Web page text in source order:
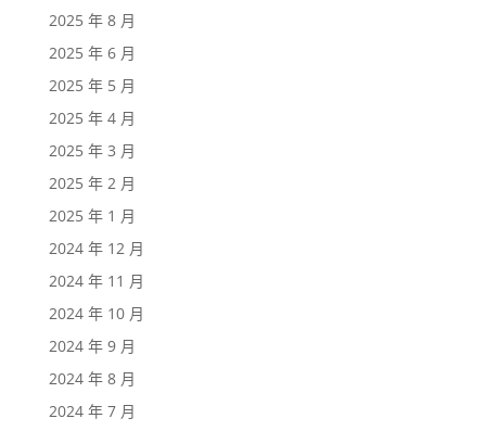
2025 年 8 月
2025 年 6 月
2025 年 5 月
2025 年 4 月
2025 年 3 月
2025 年 2 月
2025 年 1 月
2024 年 12 月
2024 年 11 月
2024 年 10 月
2024 年 9 月
2024 年 8 月
2024 年 7 月